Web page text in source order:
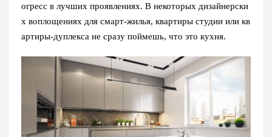
огресс в лучших проявлениях. В некоторых дизайнерски
х воплощениях для смарт-жилья, квартиры студии или кв
артиры-дуплекса не сразу поймешь, что это кухня.